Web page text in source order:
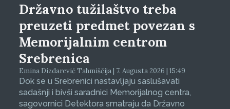
Državno tužilaštvo treba
preuzeti predmet povezan s
Memorijalnim centrom
Srebrenica
Emina Dizdarević Tahmiščija | 7. Augusta 2026 | 15:49
Dok se u Srebrenici nastavljaju saslušavati
sadašnji i bivši saradnici Memorijalnog centra,
sagovornici Detektora smatraju da Državno